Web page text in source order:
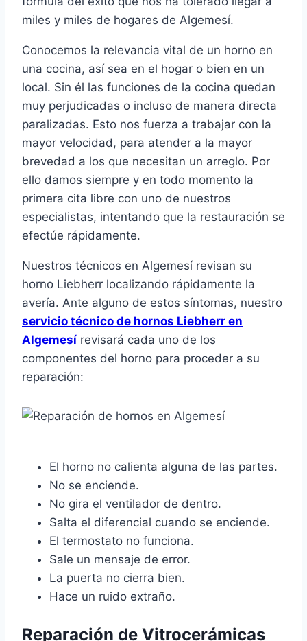
miles y miles de hogares de Algemesí.
Conocemos la relevancia vital de un horno en
una cocina, así sea en el hogar o bien en un
local. Sin él las funciones de la cocina quedan
muy perjudicadas o incluso de manera directa
paralizadas. Esto nos fuerza a trabajar con la
mayor velocidad, para atender a la mayor
brevedad a los que necesitan un arreglo. Por
ello damos siempre y en todo momento la
primera cita libre con uno de nuestros
especialistas, intentando que la restauración se
efectúe rápidamente.
Nuestros técnicos en Algemesí revisan su
horno Liebherr localizando rápidamente la
avería. Ante alguno de estos síntomas, nuestro
servicio técnico de hornos Liebherr en
Algemesí revisará cada uno de los
componentes del horno para proceder a su
reparación:
El horno no calienta alguna de las partes.
No se enciende.
No gira el ventilador de dentro.
Salta el diferencial cuando se enciende.
El termostato no funciona.
Sale un mensaje de error.
La puerta no cierra bien.
Hace un ruido extraño.
Reparación de Vitrocerámicas